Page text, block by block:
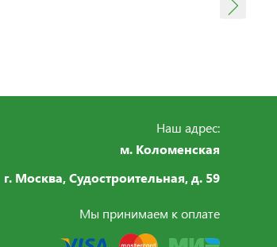
Наш адрес:
м. Коломенская
г. Москва, Судостроительная,д. 59
Мы принимаем к оплате